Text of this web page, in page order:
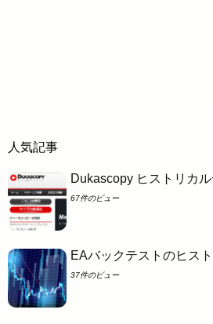
人気記事
Dukascopy ヒストリカ
67件のビュー
EAバックテストのヒス
37件のビュー